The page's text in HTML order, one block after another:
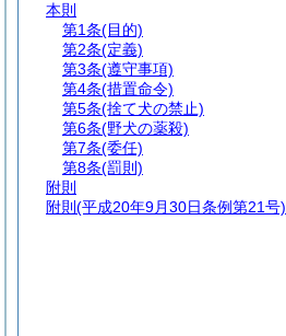
本則
第1条(目的)
第2条(定義)
第3条(遵守事項)
第4条(措置命令)
第5条(捨て犬の禁止)
第6条(野犬の薬殺)
第7条(委任)
第8条(罰則)
附則
附則 (平成20年9月30日条例第21号)